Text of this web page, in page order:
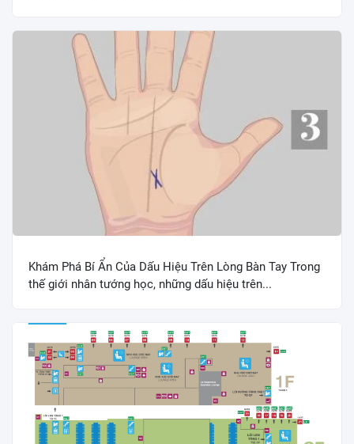
Khám Phá Bí Ẩn Của Dấu Hiệu Trên Lòng Bàn Tay Trong
thế giới nhân tướng học, những dấu hiệu trên...